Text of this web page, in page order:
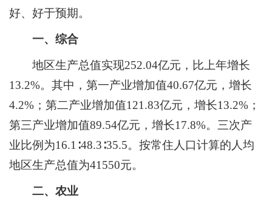
好、好于预期。
一、综合
地区生产总值实现252.04亿元，比上年增长
13.2%。其中， 第一产业增加值40.67亿元，增长
4.2%；第二产业增加值121.83亿元，增长13.2%；
第三产业增加值89.54亿元，增长1 7.8%。 三次产
业比例为16.1∶48.3 ∶35.5。 按常住人口计算的人均
地区生产总值为41550元。
二、农业